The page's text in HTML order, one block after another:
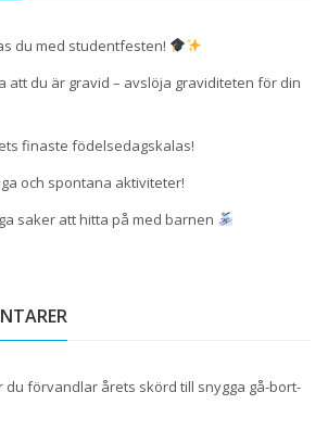
du med studentfesten!
att du är gravid – avslöja graviditeten för din
finaste födelsedagskalas!
och spontana aktiviteter!
saker att hitta på med barnen
du förvandlar årets skörd till snygga gå-bort-